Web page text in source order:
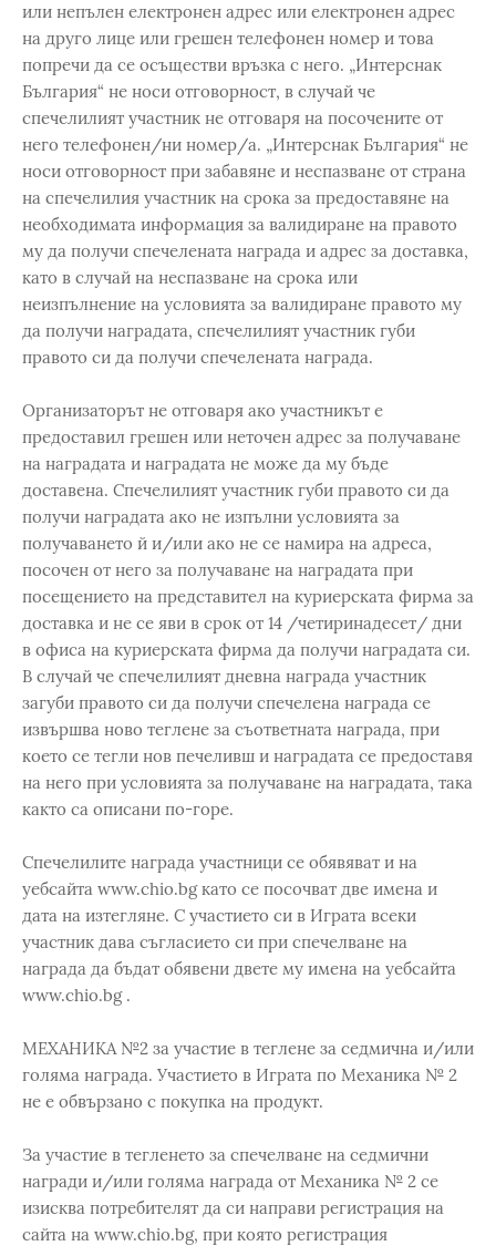
или непълен електронен адрес или електронен адрес
на друго лице или грешен телефонен номер и това
попречи да се осъществи връзка с него. „Интерснак
България“ не носи отговорност, в случай че
спечелилият участник не отговаря на посочените от
него телефонен/ни номер/а. „Интерснак България“ не
носи отговорност при забавяне и неспазване от страна
на спечелилия участник на срока за предоставяне на
необходимата информация за валидиране на правото
му да получи спечелената награда и адрес за доставка,
като в случай на неспазване на срока или
неизпълнение на условията за валидиране правото му
да получи наградата, спечелилият участник губи
правото си да получи спечелената награда.
Организаторът не отговаря ако участникът е
предоставил грешен или неточен адрес за получаване
на наградата и наградата не може да му бъде
доставена. Спечелилият участник губи правото си да
получи наградата ако не изпълни условията за
получаването й и/или ако не се намира на адреса,
посочен от него за получаване на наградата при
посещението на представител на куриерската фирма за
доставка и не се яви в срок от 14 /четиринадесет/ дни
в офиса на куриерската фирма да получи наградата си.
В случай че спечелилият дневна награда участник
загуби правото си да получи спечелена награда се
извършва ново теглене за съответната награда, при
което се тегли нов печеливш и наградата се предоставя
на него при условията за получаване на наградата, така
както са описани по-горе.
Спечелилите награда участници се обявяват и на
уебсайта www.chio.bg като се посочват две имена и
дата на изтегляне. С участието си в Играта всеки
участник дава съгласието си при спечелване на
награда да бъдат обявени двете му имена на уебсайта
www.chio.bg .
МЕХАНИКА №2 за участие в теглене за седмична и/или
голяма награда. Участието в Играта по Механика № 2
не е обвързано с покупка на продукт.
За участие в тегленето за спечелване на седмични
награди и/или голяма награда от Механика № 2 се
изисква потребителят да си направи регистрация на
сайта на www.chio.bg, при която регистрация